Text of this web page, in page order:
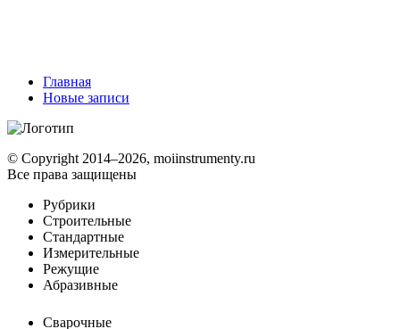
Главная
Новые записи
© Copyright 2014–2026, moiinstrumenty.ru
Все права защищены
Рубрики
Строительные
Стандартные
Измерительные
Режущие
Абразивные
Сварочные